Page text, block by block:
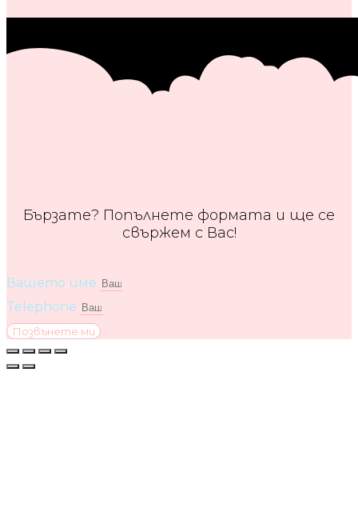
Бързате? Попълнете формата и ще се
свържем с Вас!
Вашето име
Telephone
Позвънете ми